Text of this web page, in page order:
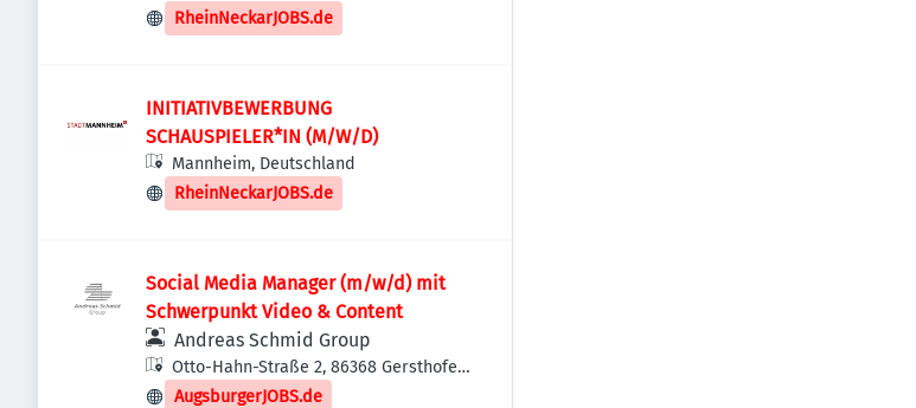
RheinNeckarJOBS.de
INITIATIVBEWERBUNG
SCHAUSPIELER*IN (M/W/D)
Mannheim, Deutschland
RheinNeckarJOBS.de
Social Media Manager (m/w/d) mit
Schwerpunkt Video & Content
Andreas Schmid Group
Otto-Hahn-Straße 2, 86368 Gersthofen,
Deutschland
AugsburgerJOBS.de